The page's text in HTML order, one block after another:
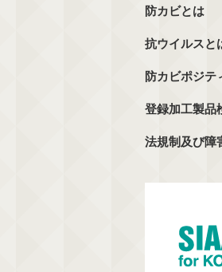
防カビとは
抗ウイルスと
防カビポジテ
登録加工製品
法規制及び障